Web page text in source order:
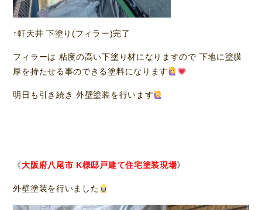
↑軒天井 下塗り(フィラー)完了
フィラーは 粘度の高い下塗り材になりますので 下地に塗膜
厚を持たせる事のできる塗料になります
明日も引き続き 外壁塗装を行います
《大阪府八尾市 K様邸戸建て住宅塗装現場》
外壁塗装を行いました